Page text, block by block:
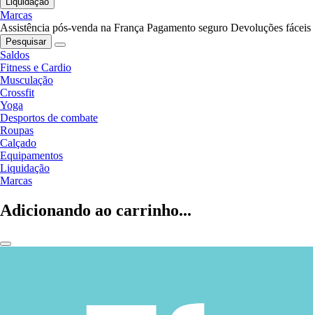
Marcas
Assistência pós-venda na França Pagamento seguro Devoluções fáceis
Pesquisar
Saldos
Fitness e Cardio
Musculação
Crossfit
Yoga
Desportos de combate
Roupas
Calçado
Equipamentos
Liquidação
Marcas
Adicionando ao carrinho...